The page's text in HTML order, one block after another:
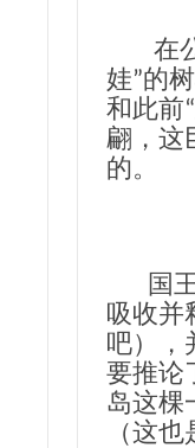
在公
娃”的
和此前
翩，这
的。
国王
吸收并
吧），
要推论
岛这棵
（这